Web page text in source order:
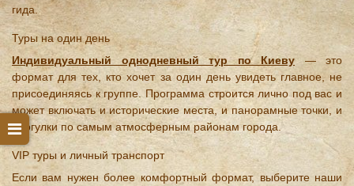
гида.
Туры на один день
Индивидуальный однодневный тур по Киеву— это
формат для тех, кто хочет за один день увидеть главное, не
присоединяясь к группе. Программа строится лично под вас и
может включать и исторические места, и панорамные точки, и
прогулки по самым атмосферным районам города.
VIP туры и личный транспорт
Если вам нужен более комфортный формат, выберите наши